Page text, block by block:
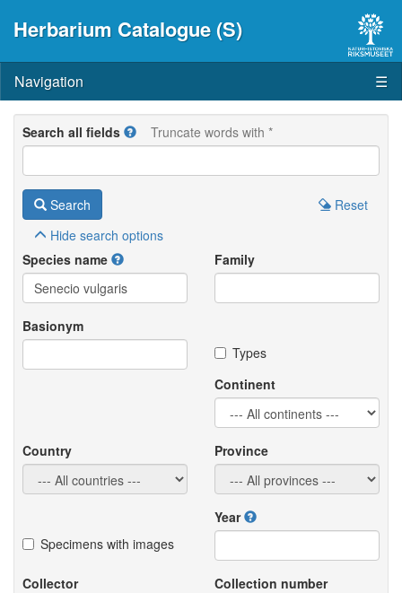
Herbarium Catalogue (S)
Navigation ☰
Search all fields Truncate words with *
Search
Reset
Hide search options
Species name
Family
Basionym
Types
Continent
Country Province
Specimens with images
Year
Collector Collection number